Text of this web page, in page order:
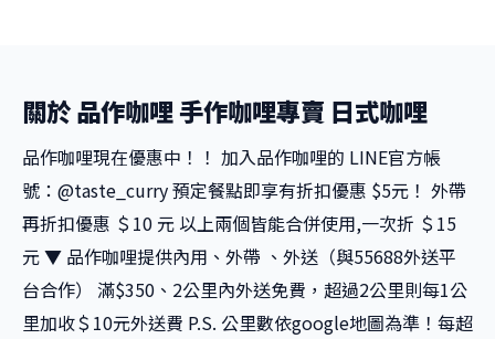
關於 品作咖哩 手作咖哩專賣 日式咖哩
品作咖哩現在優惠中！！ 加入品作咖哩的 LINE官方帳
號：@taste_curry 預定餐點即享有折扣優惠 $5元！ 外帶
再折扣優惠 ＄10 元 以上兩個皆能合併使用,一次折 ＄15
元 ▼ 品作咖哩提供內用、外帶 、外送（與55688外送平
台合作） 滿$350、2公里內外送免費，超過2公里則每1公
里加收＄10元外送費 P.S. 公里數依google地圖為準！每超